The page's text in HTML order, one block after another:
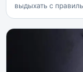
выдыхать с